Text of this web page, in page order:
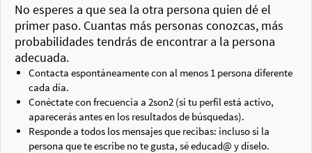
No esperes a que sea la otra persona quien dé el
primer paso. Cuantas más personas conozcas, más
probabilidades tendrás de encontrar a la persona
adecuada.
Contacta espontáneamente con al menos 1 persona diferente
cada día.
Conéctate con frecuencia a 2son2 (si tu perfil está activo,
aparecerás antes en los resultados de búsquedas).
Responde a todos los mensajes que recibas: incluso si la
persona que te escribe no te gusta, sé educad@ y díselo.